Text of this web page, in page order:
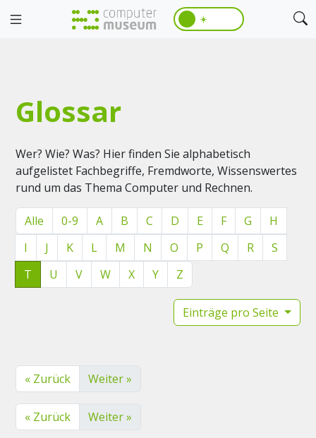
☀️
Glossar
Wer? Wie? Was? Hier finden Sie alphabetisch
aufgelistet Fachbegriffe, Fremdworte, Wissenswertes
rund um das Thema Computer und Rechnen.
Alle 0-9 A B C D E F G
H
I
J K L M N O P Q R
S
T
U V W X Y Z
Einträge pro Seite
« Zurück Weiter »
« Zurück Weiter »